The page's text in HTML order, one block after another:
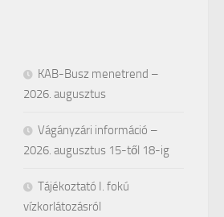
KAB-Busz menetrend –
2026. augusztus
Vágányzári információ –
2026. augusztus 15-től 18-ig
Tájékoztató I. fokú
vízkorlátozásról